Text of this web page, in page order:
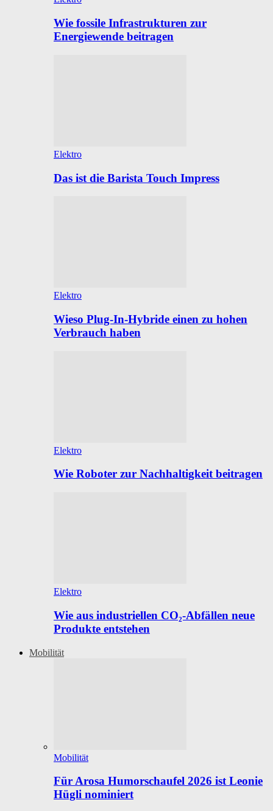
Wie fossile Infrastrukturen zur
Energiewende beitragen
Elektro
Das ist die Barista Touch Impress
Elektro
Wieso Plug-In-Hybride einen zu hohen
Verbrauch haben
Elektro
Wie Roboter zur Nachhaltigkeit beitragen
Elektro
Wie aus industriellen CO₂-Abfällen neue
Produkte entstehen
Mobilität
Mobilität
Für Arosa Humorschaufel 2026 ist Leonie
Hügli nominiert